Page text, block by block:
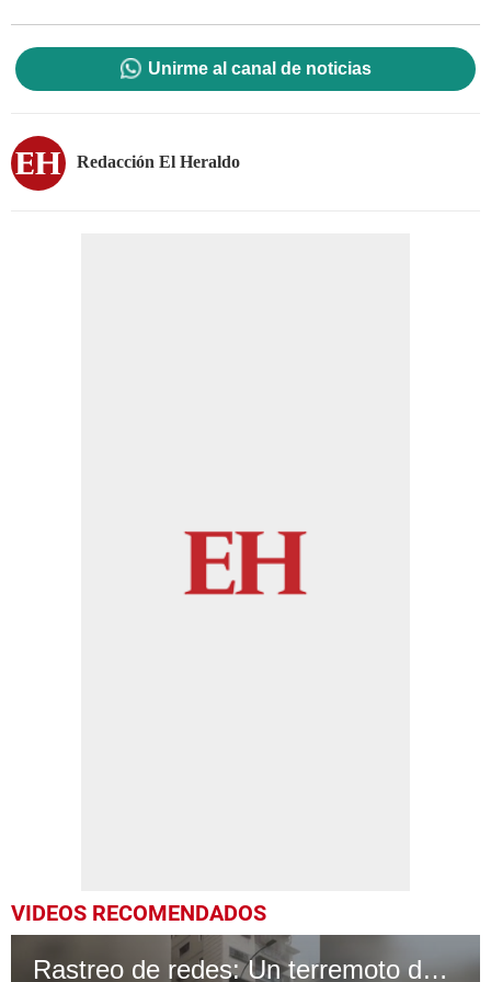
Unirme al canal de noticias
Redacción El Heraldo
VIDEOS RECOMENDADOS
Rastreo de redes: Un terremoto de magnitud 7,5 sacude Venezuela